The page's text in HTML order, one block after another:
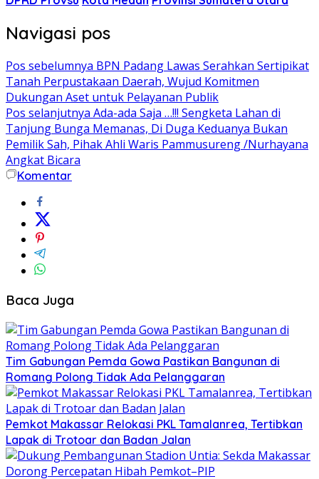
Navigasi pos
Pos sebelumnya BPN Padang Lawas Serahkan Sertipikat
Tanah Perpustakaan Daerah, Wujud Komitmen
Dukungan Aset untuk Pelayanan Publik
Pos selanjutnya Ada-ada Saja …!!! Sengketa Lahan di
Tanjung Bunga Memanas, Di Duga Keduanya Bukan
Pemilik Sah, Pihak Ahli Waris Pammusureng /Nurhayana
Angkat Bicara
Komentar
Baca Juga
Tim Gabungan Pemda Gowa Pastikan Bangunan di
Romang Polong Tidak Ada Pelanggaran
Pemkot Makassar Relokasi PKL Tamalanrea, Tertibkan
Lapak di Trotoar dan Badan Jalan